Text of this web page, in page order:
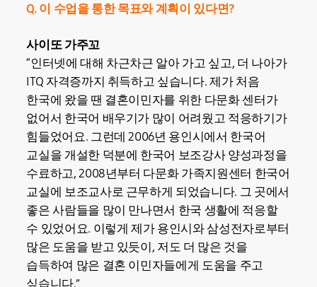
Q. 이 수업을 통한 목표와 계획이 있다면?
사이또 가주꼬
“인터넷에 대해 차근차근 알아 가고 싶고, 더 나아가
ITQ 자격증까지 취득하고 싶습니다. 제가 처음
한국에 왔을 땐 결혼이민자를 위한 다문화 센터가
없어서 한국어 배우기가 많이 어려웠고 적응하기가
힘들었어요. 그런데 2006년 용인시에서 한국어
교실을 개설한 덕분에 한국어 보조강사 양성과정을
수료하고, 2008년부터 다문화 가족지원센터 한국어
교실에 보조교사로 근무하게 되었습니다. 그 곳에서
좋은 사람들을 많이 만나면서 한국 생활에 적응할
수 있었어요. 이렇게 제가 용인시와 삼성전자로부터
많은 도움을 받고 있듯이, 저도 더 많은 것을
습득하여 많은 결혼 이민자들에게 도움을 주고
싶습니다.”